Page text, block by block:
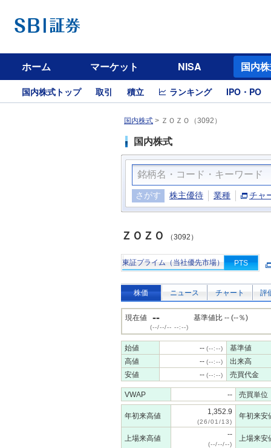
ホーム マーケット NISA 国内
国内株式トップ 取引 積立 ランキング IPO・PO
国内株式 > ＺＯＺＯ（3092）
国内株式
さがす 株主優待 業種 チャ
ＺＯＺＯ （3092）
東証プライム（当社優先市場） PTS
株価 ニュース チャート 評
現在値 --
(--/--/-- --:--)
基準値比 -- (--％)
始値 -- (--:--)
基準値
高値
-- (--:--)
出来高
安値
-- (--:--) 売買代金
VWAP -- 売買単位
年初来高値 1,352.9
(26/01/13)
年初来安
上場来高値 --
(--/--/--)
上場来安